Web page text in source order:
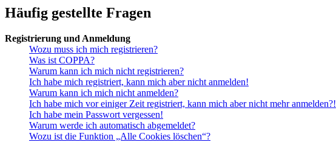
Häufig gestellte Fragen
Registrierung und Anmeldung
Wozu muss ich mich registrieren?
Was ist COPPA?
Warum kann ich mich nicht registrieren?
Ich habe mich registriert, kann mich aber nicht anmelden!
Warum kann ich mich nicht anmelden?
Ich habe mich vor einiger Zeit registriert, kann mich aber nicht mehr anmelden?!
Ich habe mein Passwort vergessen!
Warum werde ich automatisch abgemeldet?
Wozu ist die Funktion „Alle Cookies löschen“?